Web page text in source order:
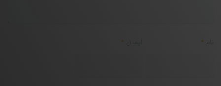
*
*